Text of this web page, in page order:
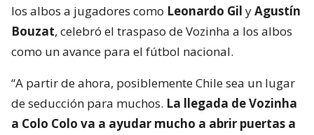
los albos a jugadores como Leonardo Gil yAgustín
Bouzat, celebró el traspaso de Vozinha a los albos
como un avance para el fútbol nacional.
“A partir de ahora, posiblemente Chile sea un lugar
de seducción para muchos. La llegada de Vozinha
a Colo Colo va a ayudar mucho a abrir puertas a